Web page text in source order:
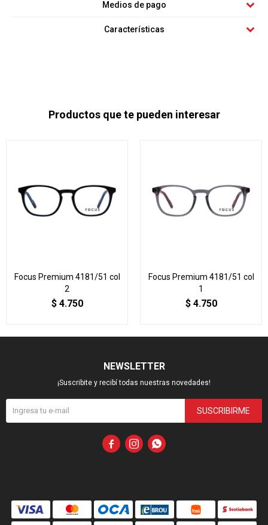
Medios de pago
Características
Productos que te pueden interesar
Focus Premium 4181/51 col
2
$ 4.750
Focus Premium 4181/51 col
1
$ 4.750
NEWSLETTER
¡Suscribite y recibí todas nuestras novedades!
SUSCRIBIRME
  